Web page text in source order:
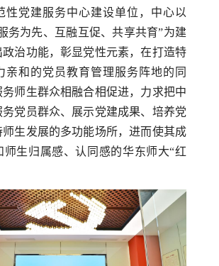
性党建服务中心建设单位，中心以
务为先、互融互促、共享共育”为建
治功能，彰显党性元素，在打造特
亲和的党员教育管理服务阵地的同
务师生群众相融合相促进，力求把中
党员群众、展示党建成果、培养党
师生发展的多功能场所，进而使其成
师生归属感、认同感的华东师大“红